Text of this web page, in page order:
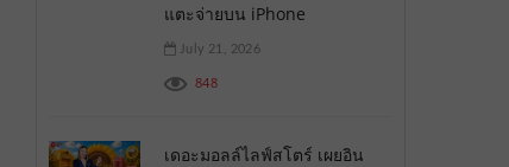
แตะจ่ายบน iPhone
July 21, 2026
848
เดอะมอลล์ไลฟ์สโตร์ เผยอิน